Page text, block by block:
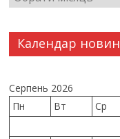
Календар новин
Серпень 2026
Пн
Вт Ср